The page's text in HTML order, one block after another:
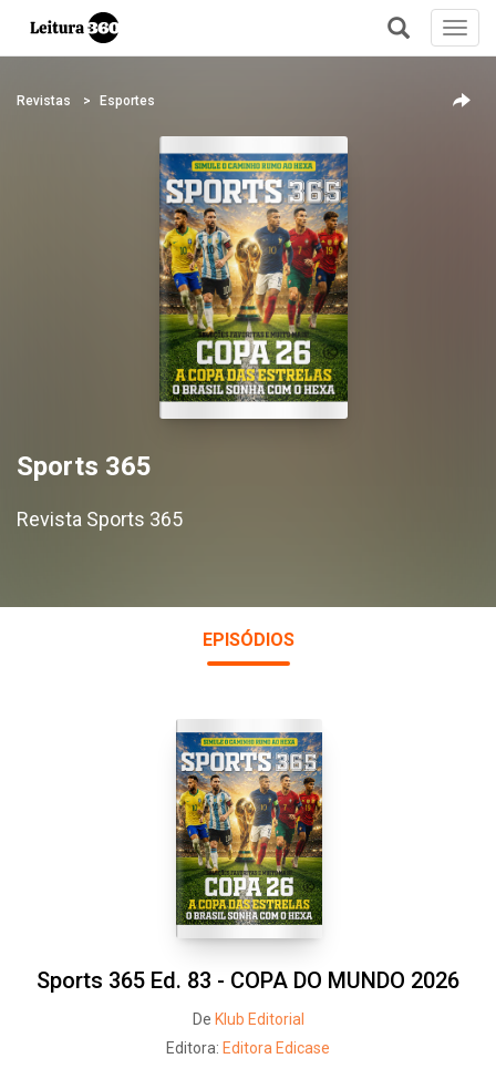
+
Revistas Esportes
Sports 365
Revista Sports 365
EPISÓDIOS
Sports 365 Ed. 83 - COPA DO MUNDO 2026
De Klub Editorial
Editora: Editora Edicase